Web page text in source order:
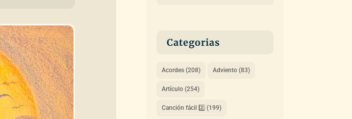
Categorias
Acordes(208) Adviento(83)
Artículo(254)
Canción fácil 2️⃣ (199)